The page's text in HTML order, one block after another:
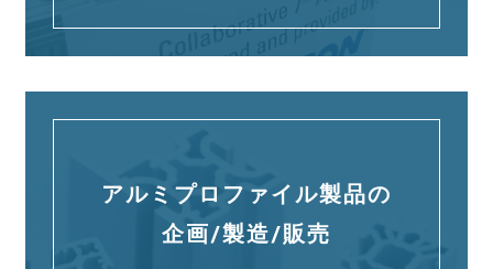
アルミプロファイル製品の
企画/製造/販売